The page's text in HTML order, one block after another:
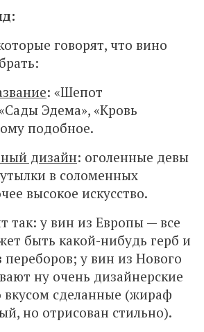
говорят, что вино
: «Шепот
Эдема», «Кровь
подобное.
дизайн: оголенные девы
в соломенных
высокое искусство.
так: у вин из Европы — все
быть какой-нибудь герб и
переборов; у вин из Нового
ну очень дизайнерские
вкусом сделанные (жираф
но отрисован стильно).